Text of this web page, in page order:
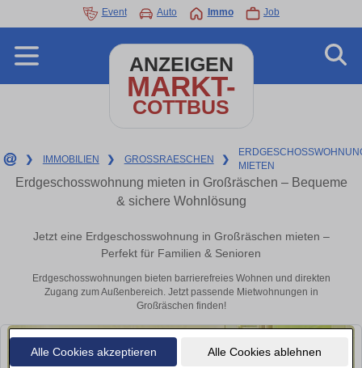
Alle Cookies akzeptieren Alle Cookies ablehnen
Event Auto Immo Job
ANZEIGEN
MARKT-
COTTBUS
❯ IMMOBILIEN ❯ GROSSRAESCHEN ❯
MIETEN
Erdgeschosswohnung mieten in Großräschen – Bequeme
& sichere Wohnlösung
Jetzt eine Erdgeschosswohnung in Großräschen mieten –
Perfekt für Familien & Senioren
Erdgeschosswohnungen bieten barrierefreies Wohnen und direkten
Zugang zum Außenbereich. Jetzt passende Mietwohnungen in
Großräschen finden!